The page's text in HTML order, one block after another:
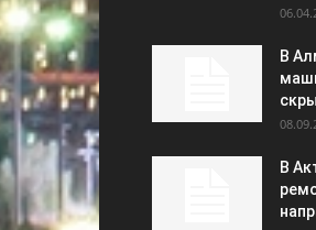
В
В